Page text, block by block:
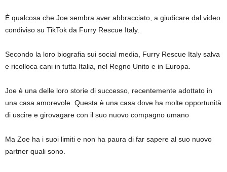
È qualcosa che Joe sembra aver abbracciato, a giudicare dal video
condiviso su TikTok da Furry Rescue Italy.
Secondo la loro biografia sui social media, Furry Rescue Italy salva
e ricolloca cani in tutta Italia, nel Regno Unito e in Europa.
Joe è una delle loro storie di successo, recentemente adottato in
una casa amorevole. Questa è una casa dove ha molte opportunità
di uscire e girovagare con il suo nuovo compagno umano
Ma Zoe ha i suoi limiti e non ha paura di far sapere al suo nuovo
partner quali sono.